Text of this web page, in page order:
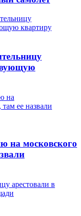
на московского